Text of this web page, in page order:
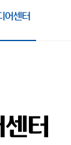
어센터
터